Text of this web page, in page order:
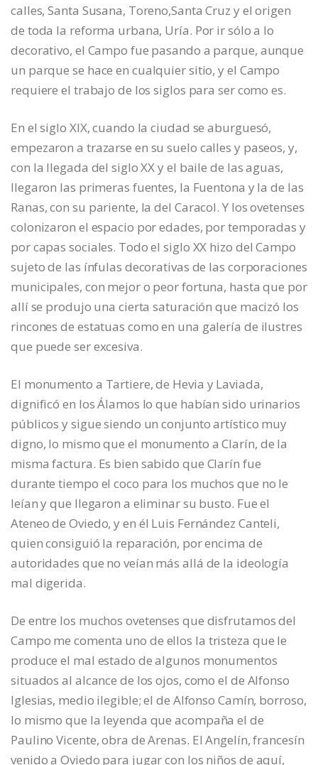
calles, Santa Susana, Toreno,Santa Cruz y el origen
de toda la reforma urbana, Uría. Por ir sólo a lo
decorativo, el Campo fue pasando a parque, aunque
un parque se hace en cualquier sitio, y el Campo
requiere el trabajo de los siglos para ser como es.
En el siglo XIX, cuando la ciudad se aburguesó,
empezaron a trazarse en su suelo calles y paseos, y,
con la llegada del siglo XX y el baile de las aguas,
llegaron las primeras fuentes, la Fuentona y la de las
Ranas, con su pariente, la del Caracol. Y los ovetenses
colonizaron el espacio por edades, por temporadas y
por capas sociales. Todo el siglo XX hizo del Campo
sujeto de las ínfulas decorativas de las corporaciones
municipales, con mejor o peor fortuna, hasta que por
allí se produjo una cierta saturación que macizó los
rincones de estatuas como en una galería de ilustres
que puede ser excesiva.
El monumento a Tartiere, de Hevia y Laviada,
dignificó en los Álamos lo que habían sido urinarios
públicos y sigue siendo un conjunto artístico muy
digno, lo mismo que el monumento a Clarín, de la
misma factura. Es bien sabido que Clarín fue
durante tiempo el coco para los muchos que no le
leían y que llegaron a eliminar su busto. Fue el
Ateneo de Oviedo, y en él Luis Fernández Canteli,
quien consiguió la reparación, por encima de
autoridades que no veían más allá de la ideología
mal digerida.
De entre los muchos ovetenses que disfrutamos del
Campo me comenta uno de ellos la tristeza que le
produce el mal estado de algunos monumentos
situados al alcance de los ojos, como el de Alfonso
Iglesias, medio ilegible; el de Alfonso Camín, borroso,
lo mismo que la leyenda que acompaña el de
Paulino Vicente, obra de Arenas. El Angelín, francesín
venido a Oviedo para jugar con los niños de aquí,